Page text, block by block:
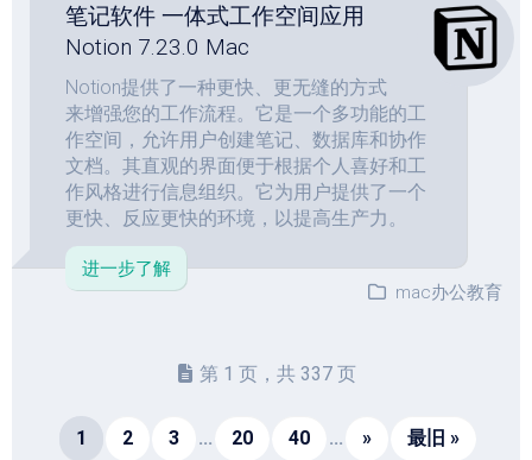
笔记软件 一体式工作空间应用
Notion 7.23.0 Mac
Notion提供了一种更快、更无缝的方式
来增强您的工作流程。它是一个多功能的工
作空间，允许用户创建笔记、数据库和协作
文档。其直观的界面便于根据个人喜好和工
作风格进行信息组织。它为用户提供了一个
更快、反应更快的环境，以提高生产力。
进一步了解
mac办公教育
第 1 页，共 337 页
1 2 3 ... 20 40 ... » 最旧 »